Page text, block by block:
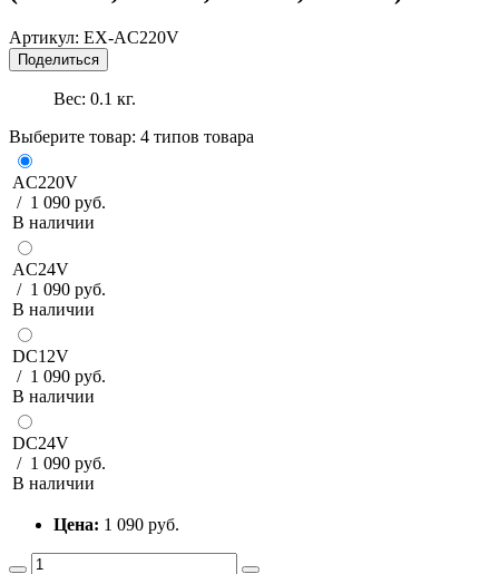
Артикул: EX-AC220V
Поделиться
Вес: 0.1 кг.
Выберите товар: 4 типов товара
AC220V
/ 1 090 руб.
В наличии
AC24V
/ 1 090 руб.
В наличии
DC12V
/ 1 090 руб.
В наличии
DC24V
/ 1 090 руб.
В наличии
Цена: 1 090 руб.